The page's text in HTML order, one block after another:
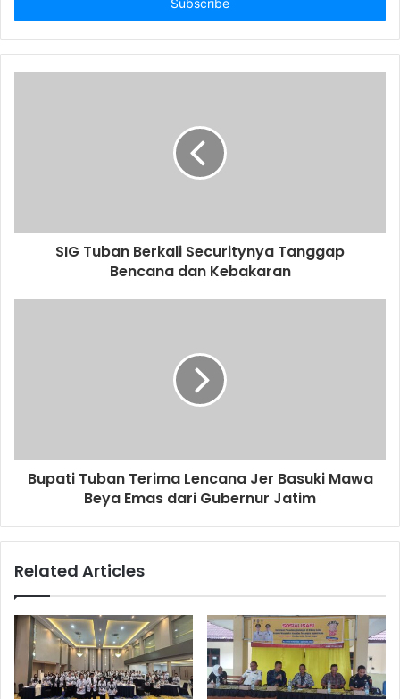
r
y
d
SIG Tuban Berkali Securitynya Tanggap
Bencana dan Kebakaran
Bupati Tuban Terima Lencana Jer Basuki Mawa
Beya Emas dari Gubernur Jatim
Related Articles